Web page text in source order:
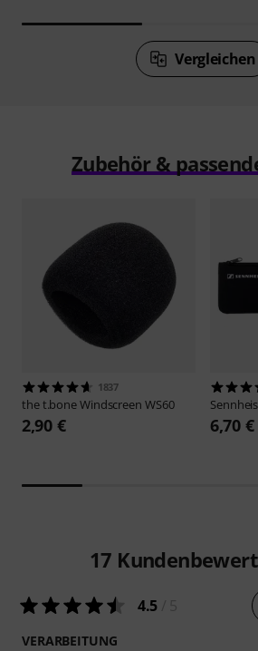
Vergleichen
Zubehör &
1837
the t.boneWindscreen WS60
2,90 € 6,70 €
17
4.5
VERARBEITUNG